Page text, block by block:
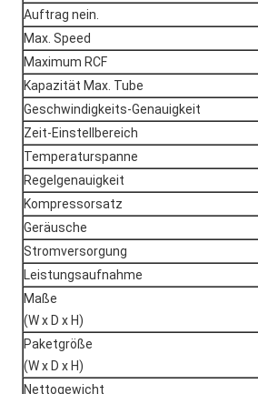
Auftrag nein.
Max. Speed
Maximum RCF
Kapazität Max. Tube
Geschwindigkeits-Genauigkeit
Zeit-Einstellbereich
Temperaturspanne
Regelgenauigkeit
Kompressorsatz
Geräusche
Stromversorgung
Leistungsaufnahme
Maße
(W x D x H)
Paketgröße
(W x D x H)
Nettogewicht